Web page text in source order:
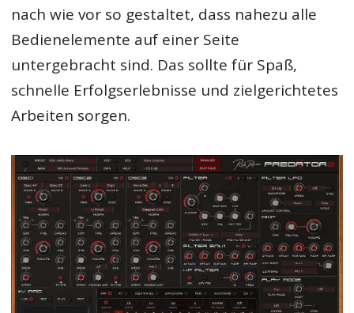
nach wie vor so gestaltet, dass nahezu alle
Bedienelemente auf einer Seite
untergebracht sind. Das sollte für Spaß,
schnelle Erfolgserlebnisse und zielgerichtetes
Arbeiten sorgen.